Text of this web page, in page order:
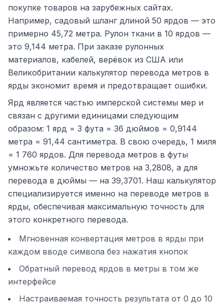
покупке товаров на зарубежных сайтах.
Например, садовый шланг длиной 50 ярдов — это
примерно 45,72 метра. Рулон ткани в 10 ярдов —
это 9,144 метра. При заказе рулонных
материалов, кабелей, верёвок из США или
Великобритании калькулятор перевода метров в
ярды экономит время и предотвращает ошибки.
Ярд является частью имперской системы мер и
связан с другими единицами следующим
образом: 1 ярд = 3 фута = 36 дюймов = 0,9144
метра = 91,44 сантиметра. В свою очередь, 1 миля
= 1 760 ярдов. Для перевода метров в футы
умножьте количество метров на 3,2808, а для
перевода в дюймы — на 39,3701. Наш калькулятор
специализируется именно на переводе метров в
ярды, обеспечивая максимальную точность для
этого конкретного перевода.
Мгновенная конвертация метров в ярды при
каждом вводе символа без нажатия кнопок
Обратный перевод ярдов в метры в том же
интерфейсе
Настраиваемая точность результата от 0 до 10